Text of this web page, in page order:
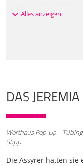
hatte. Ein Beispiel
01:03
das heißt, wenn sie
dennoch einen
nicht weh; du hast
geweigert,
härter gemacht als
Alles anzeigen
DAS
Worthaus Pop-Up –
Stipp
Die Assyrer hatten sie